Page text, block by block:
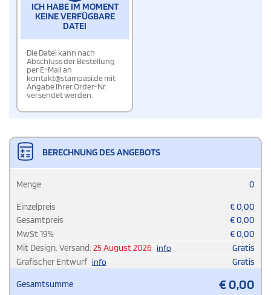
ICH HABE IM MOMENT
KEINE VERFÜGBARE
DATEI
Die Datei kann nach
Abschluss der Bestellung
per E-Mail an
kontakt@stampasi.de mit
Angabe Ihrer Order-Nr.
versendet werden.
BERECHNUNG DES ANGEBOTS
Menge 0
Einzelpreis €0,00
Gesamtpreis
€0,00
MwSt19% €0,00
Mit Design. Versand: 25 August 2026 info
Gratis
Grafischer Entwurf info Gratis
Gesamtsumme €0,00